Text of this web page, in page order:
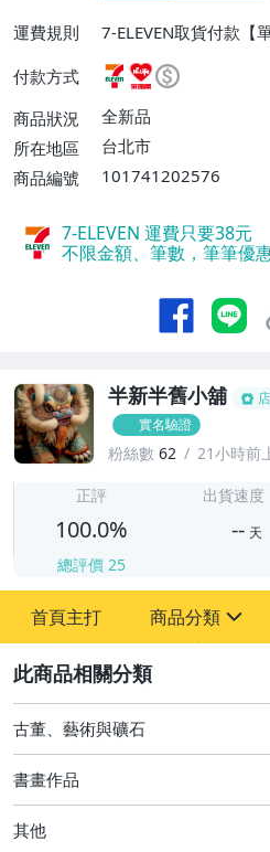
運費規則
7-ELEVEN取貨付款【
或消費滿$500免運費
【單件運費$60、滿5
費】
付款方式
商品狀況
全新品
所在地區
台北市
商品編號
101741202576
7-ELEVEN 運費只要38元
不限金額、筆數，筆筆優
半新半舊小舖
實名驗證
粉絲數 62 21小時前
正評
100.0%
總評價 25
出貨速度
-- 天
首頁主打 商品分類
其它
[全店] 追蹤本賣場立減60元【粉絲專
古董、藝術與礦石
書畫作品
其他